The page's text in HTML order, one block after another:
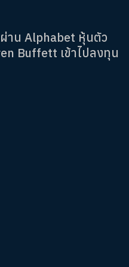
าน Alphabet หุ้นตัว
Buffett เข้าไปลงทุน